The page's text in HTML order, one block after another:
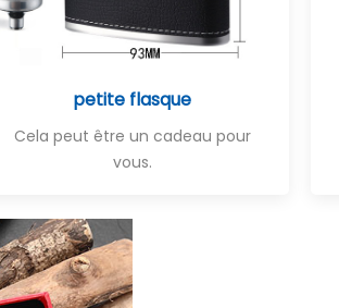
petite flasque
Cela peut être un cadeau pour
vous.